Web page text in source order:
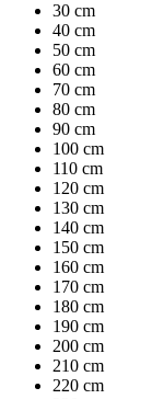
30 cm
40 cm
50 cm
60 cm
70 cm
80 cm
90 cm
100 cm
110 cm
120 cm
130 cm
140 cm
150 cm
160 cm
170 cm
180 cm
190 cm
200 cm
210 cm
220 cm